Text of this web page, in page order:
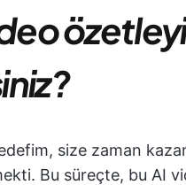
size zaman
Bu süreçte, bu AI